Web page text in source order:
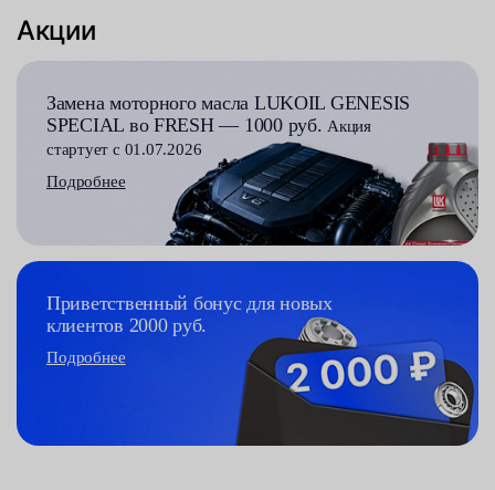
Акции
Замена моторного масла LUKOIL GENESIS
SPECIAL во FRESH — 1000 руб. Акция
стартует с 01.07.2026
Подробнее
Приветственный бонус для новых
клиентов 2000 руб.
Подробнее